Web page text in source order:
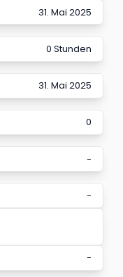
31. Mai 2025
0 Stunden
31. Mai 2025
0
-
-
-